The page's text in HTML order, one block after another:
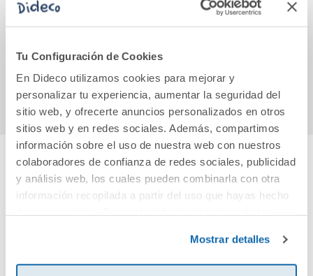
Tu Configuración de Cookies
En Dideco utilizamos cookies para mejorar y
personalizar tu experiencia, aumentar la seguridad del
sitio web, y ofrecerte anuncios personalizados en otros
sitios web y en redes sociales. Además, compartimos
información sobre el uso de nuestra web con nuestros
colaboradores de confianza de redes sociales, publicidad
y análisis web, los cuales pueden combinarla con otra
información recopilada a partir del uso que hayas hecho
Mostrar detalles
señor Bear
3,90€
Comprar
Comprar
Cuéntanos tu opinión
¡Sé el primero en valorar este producto!